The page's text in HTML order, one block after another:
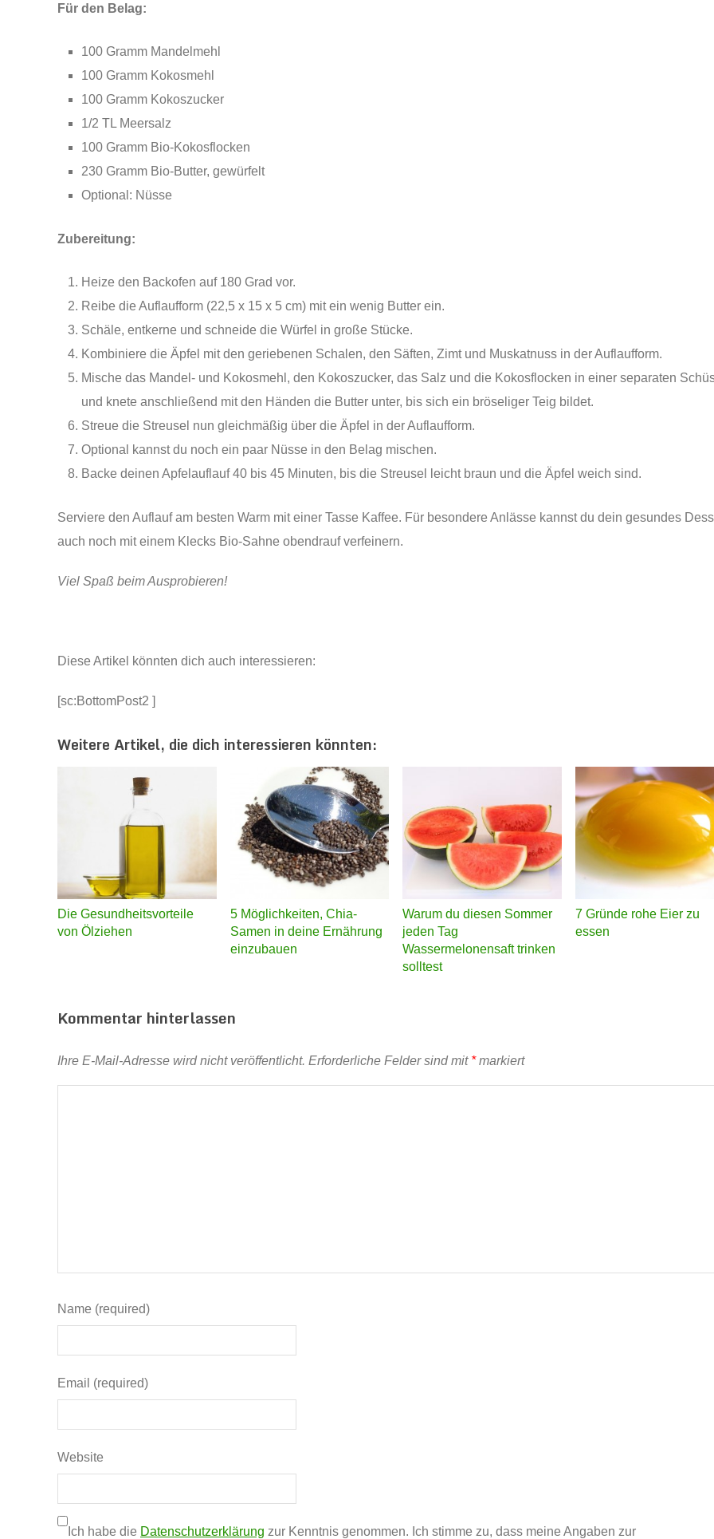
Für den Belag:
100 Gramm Mandelmehl
100 Gramm Kokosmehl
100 Gramm Kokoszucker
1/2 TL Meersalz
100 Gramm Bio-Kokosflocken
230 Gramm Bio-Butter, gewürfelt
Optional: Nüsse
Zubereitung:
Heize den Backofen auf 180 Grad vor.
Reibe die Auflaufform (22,5 x 15 x 5 cm) mit ein wenig Butter ein.
Schäle, entkerne und schneide die Würfel in große Stücke.
Kombiniere die Äpfel mit den geriebenen Schalen, den Säften, Zimt und Muskatnuss in der Auflaufform.
Mische das Mandel- und Kokosmehl, den Kokoszucker, das Salz und die Kokosflocken in einer separaten
und knete anschließend mit den Händen die Butter unter, bis sich ein bröseliger Teig bildet.
Streue die Streusel nun gleichmäßig über die Äpfel in der Auflaufform.
Optional kannst du noch ein paar Nüsse in den Belag mischen.
Backe deinen Apfelauflauf 40 bis 45 Minuten, bis die Streusel leicht braun und die Äpfel weich sind.
Serviere den Auflauf am besten Warm mit einer Tasse Kaffee. Für besondere Anlässe kannst du dein gesundes
auch noch mit einem Klecks Bio-Sahne obendrauf verfeinern.
Viel Spaß beim Ausprobieren!
Diese Artikel könnten dich auch interessieren:
[sc:BottomPost2 ]
Weitere Artikel, die dich interessieren könnten:
Die Gesundheitsvorteile
von Ölziehen
5 Möglichkeiten, Chia-
Samen in deine Ernährung
einzubauen
Warum du diesen Sommer
jeden Tag
Wassermelonensaft trinken
solltest
7 Gründe rohe Eier zu
essen
Kommentar hinterlassen
Ihre E-Mail-Adresse wird nicht veröffentlicht. Erforderliche Felder sind mit *markiert
Name (required)
Email (required)
Website
Ich habe die Datenschutzerklärung zur Kenntnis genommen. Ich stimme zu, dass meine Angaben zur